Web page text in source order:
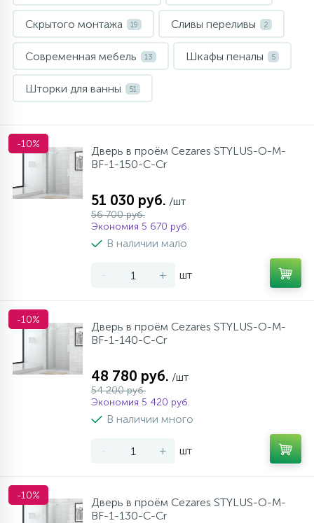
Скрытого монтажа 19 Сливы переливы 2
Современная мебель 13 Шкафы пеналы 5
Шторки для ванны 51
-10%
Дверь в проём Cezares STYLUS-O-M-
BF-1-150-C-Cr
51 030 руб. /шт
56 700 руб.
Экономия 5 670 руб.
В наличии мало
- + шт
-10%
Дверь в проём Cezares STYLUS-O-M-
BF-1-140-C-Cr
48 780 руб. /шт
54 200 руб.
Экономия 5 420 руб.
В наличии много
- + шт
-10%
Дверь в проём Cezares STYLUS-O-M-
BF-1-130-C-Cr